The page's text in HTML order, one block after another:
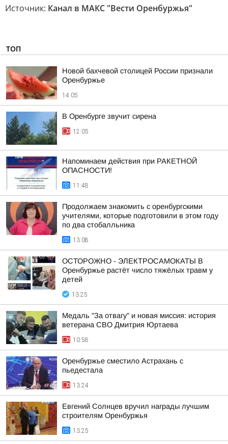
Источник: Канал в МАКС "Вести Оренбуржья"
ТОП
Новой бахчевой столицей России признали
Оренбуржье
14:05
В Оренбурге звучит сирена
12:05
Напоминаем действия при РАКЕТНОЙ
ОПАСНОСТИ!
11:48
Продолжаем знакомить с оренбургскими
учителями, которые подготовили в этом году
по два стобалльника
13:08
ОСТОРОЖНО - ЭЛЕКТРОСАМОКАТЫ В
Оренбуржье растёт число тяжёлых травм у
детей
13:25
Медаль "За отвагу" и новая миссия: история
ветерана СВО Дмитрия Юртаева
10:58
Оренбуржье сместило Астрахань с
пьедестала
13:24
Евгений Солнцев вручил награды лучшим
строителям Оренбуржья
13:25